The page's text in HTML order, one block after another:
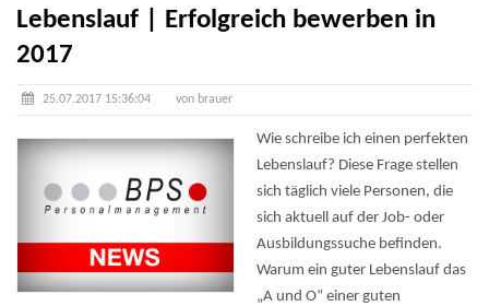
Lebenslauf | Erfolgreich bewerben in
2017
25.07.2017 15:36:04 von brauer
Wie schreibe ich einen perfekten
Lebenslauf? Diese Frage stellen
sich täglich viele Personen, die
sich aktuell auf der Job- oder
Ausbildungssuche befinden.
Warum ein guter Lebenslauf das
„A und O“ einer guten